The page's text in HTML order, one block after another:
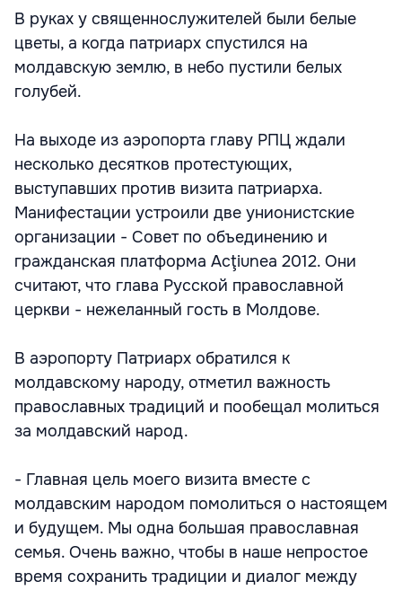
В руках у священнослужителей были белые
цветы, а когда патриарх спустился на
молдавскую землю, в небо пустили белых
голубей.
На выходе из аэропорта главу РПЦ ждали
несколько десятков протестующих,
выступавших против визита патриарха.
Манифестации устроили две унионистские
организации - Совет по объединению и
гражданская платформа Acţiunea 2012. Они
считают, что глава Русской православной
церкви - нежеланный гость в Молдове.
В аэропорту Патриарх обратился к
молдавскому народу, отметил важность
православных традиций и пообещал молиться
за молдавский народ.
- Главная цель моего визита вместе с
молдавским народом помолиться о настоящем
и будущем. Мы одна большая православная
семья. Очень важно, чтобы в наше непростое
время сохранить традиции и диалог между